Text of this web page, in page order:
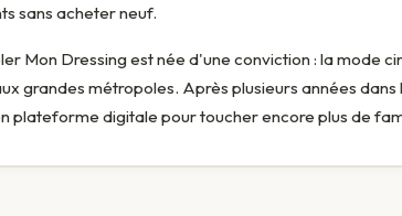
sans acheter neuf.
Mon Dressing est née d'une conviction : la mode
grandes métropoles. Après plusieurs années
plateforme digitale pour toucher encore plus de